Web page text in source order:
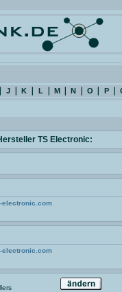
J K L M N O P
TS Electronic:
electronic.com
electronic.com